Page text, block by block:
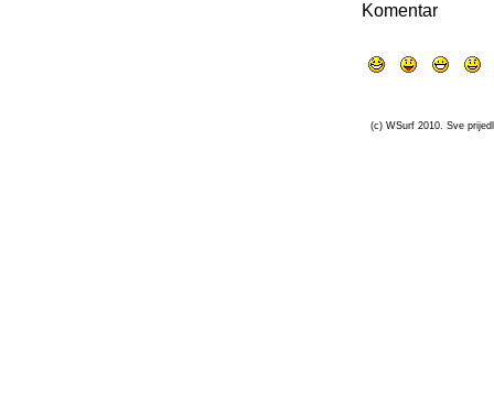
Komentar
(c) WSurf 2010. Sve